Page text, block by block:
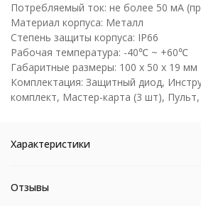
Потребляемый ток: не более 50 мА
Материал корпуса: Металл
Степень защиты корпуса: IP66
Рабочая температура: -40℃ ~ +60℃
Габаритные размеры: 100 х 50 х 19 мм
Комплектация: Защитный диод,
комплект, Мастер-карта (3 шт),
Характеристики
Отзывы